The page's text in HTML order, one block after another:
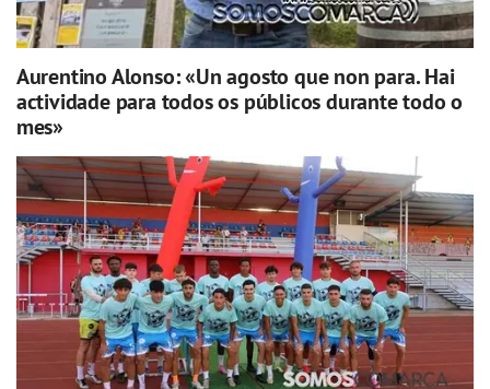
Aurentino Alonso: «Un agosto que non para. Hai
actividade para todos os públicos durante todo o
mes»